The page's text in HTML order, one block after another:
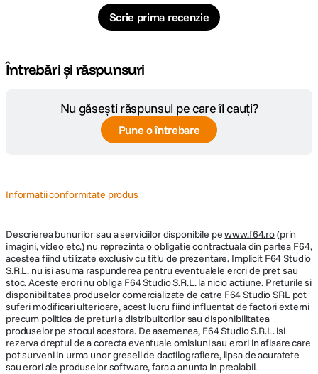
Scrie prima recenzie
Întrebări și răspunsuri
Nu găsești răspunsul pe care îl cauți?
Pune o întrebare
Informatii conformitate produs
Descrierea bunurilor sau a serviciilor disponibile pewww.f64.ro(prin
imagini, video etc.) nu reprezinta o obligatie contractuala din partea F64,
acestea fiind utilizate exclusiv cu titlu de prezentare. Implicit F64 Studio
S.R.L. nu isi asuma raspunderea pentru eventualele erori de pret sau
stoc. Aceste erori nu obliga F64 Studio S.R.L. la nicio actiune. Preturile si
disponibilitatea produselor comercializate de catre F64 Studio SRL pot
suferi modificari ulterioare, acest lucru fiind influentat de factori externi
precum politica de preturi a distribuitorilor sau disponibilitatea
produselor pe stocul acestora. De asemenea, F64 Studio S.R.L. isi
rezerva dreptul de a corecta eventuale omisiuni sau erori in afisare care
pot surveni in urma unor greseli de dactilografiere, lipsa de acuratete
sau erori ale produselor software, fara a anunta in prealabil.